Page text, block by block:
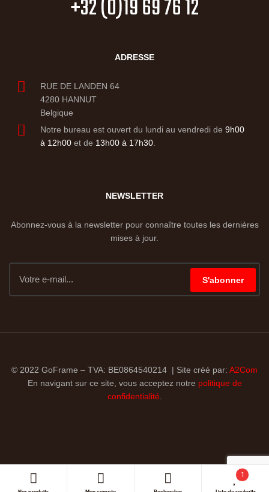
+32 (0)19 69 76 12
ADRESSE
RUE DE LANDEN 64
4280 HANNUT
Belgique
Notre bureau est ouvert du lundi au vendredi de 9h00
à 12h00et de 13h00 à 17h30.
NEWSLETTER
Abonnez-vous à la newsletter pour connaître toutes les dernières
mises à jour.
S'abonner
© 2022 GoFrame – TVA: BE0864540214 | Site créé par: A2Com
En navigant sur ce site, vous acceptez notre politique de
confidentialité.
1